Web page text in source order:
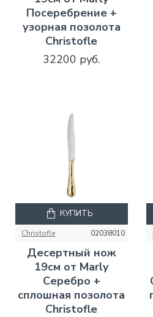
Посеребрение +
узорная позолота
Christofle
32200 руб.
Christofle 02038010
Десертный нож
19см от Marly
Серебро +
сплошная позолота
Christofle
КУПИТЬ